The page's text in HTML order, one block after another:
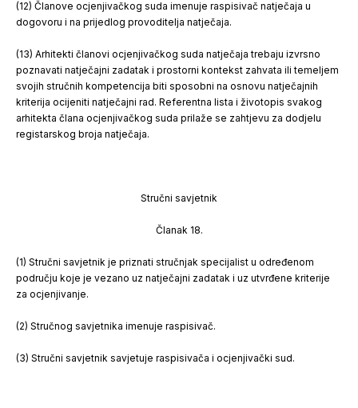
(12) Članove ocjenjivačkog suda imenuje raspisivač natječaja u
dogovoru i na prijedlog provoditelja natječaja.
(13) Arhitekti članovi ocjenjivačkog suda natječaja trebaju izvrsno
poznavati natječajni zadatak i prostorni kontekst zahvata ili temeljem
svojih stručnih kompetencija biti sposobni na osnovu natječajnih
kriterija ocijeniti natječajni rad. Referentna lista i životopis svakog
arhitekta člana ocjenjivačkog suda prilaže se zahtjevu za dodjelu
registarskog broja natječaja.
Stručni savjetnik
Članak 18.
(1) Stručni savjetnik je priznati stručnjak specijalist u određenom
području koje je vezano uz natječajni zadatak i uz utvrđene kriterije
za ocjenjivanje.
(2) Stručnog savjetnika imenuje raspisivač.
(3) Stručni savjetnik savjetuje raspisivača i ocjenjivački sud.